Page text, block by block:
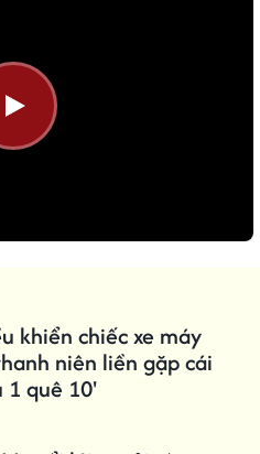
khiển chiếc xe máy
niên liền gặp cái
1 quê 10'